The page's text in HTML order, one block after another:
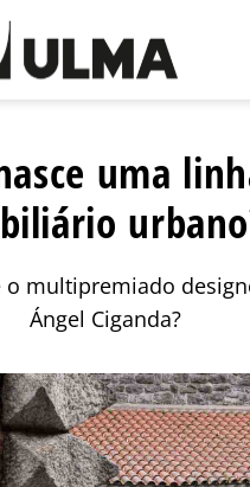
uma
o multipremiado
Ángel Ciganda?